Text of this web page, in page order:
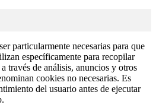
particularmente necesarias para que
específicamente para recopilar
través de análisis, anuncios y otros
cookies no necesarias. Es
del usuario antes de ejecutar